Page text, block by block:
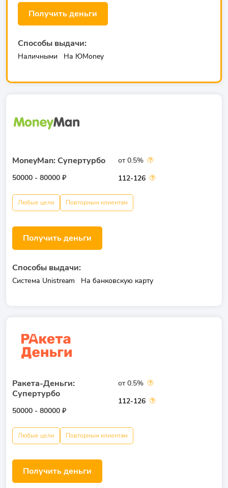
Получить деньги
Способы выдачи:
Наличными На ЮMoney
MoneyMan: Супертурбо
50000 - 80000 ₽
от 0.5%
112-126
Любые цели Повторным клиентам
Получить деньги
Способы выдачи:
Система Unistream На банковскую карту
Ракета-Деньги:
Супертурбо
50000 - 80000 ₽
от 0.5%
112-126
Любые цели Повторным клиентам
Получить деньги